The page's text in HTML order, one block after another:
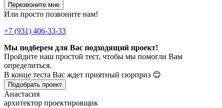
Перезвоните мне
Или просто позвоните нам!
+7 (931) 406-33-33
Мы подберем для Вас подходящий проект!
Пройдите наш простой тест, чтобы мы помогли Вам
определиться.
В конце теста Вас ждет приятный сюрприз 😊
Подобрать проект
Анастасия
архитектор проектировщик